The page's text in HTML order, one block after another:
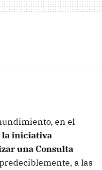
en el
la iniciativa
una Consulta
a las